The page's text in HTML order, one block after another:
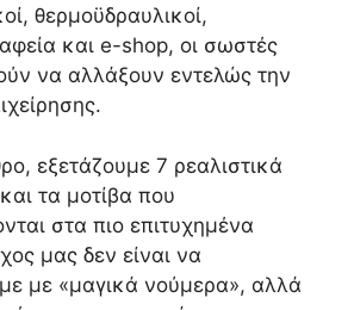
θερμοϋδραυλικοί,
και e-shop, οι σωστές
να αλλάξουν εντελώς την
εξετάζουμε 7 ρεαλιστικά
τα μοτίβα που
στα πιο επιτυχημένα
μας δεν είναι να
με «μαγικά νούμερα», αλλά